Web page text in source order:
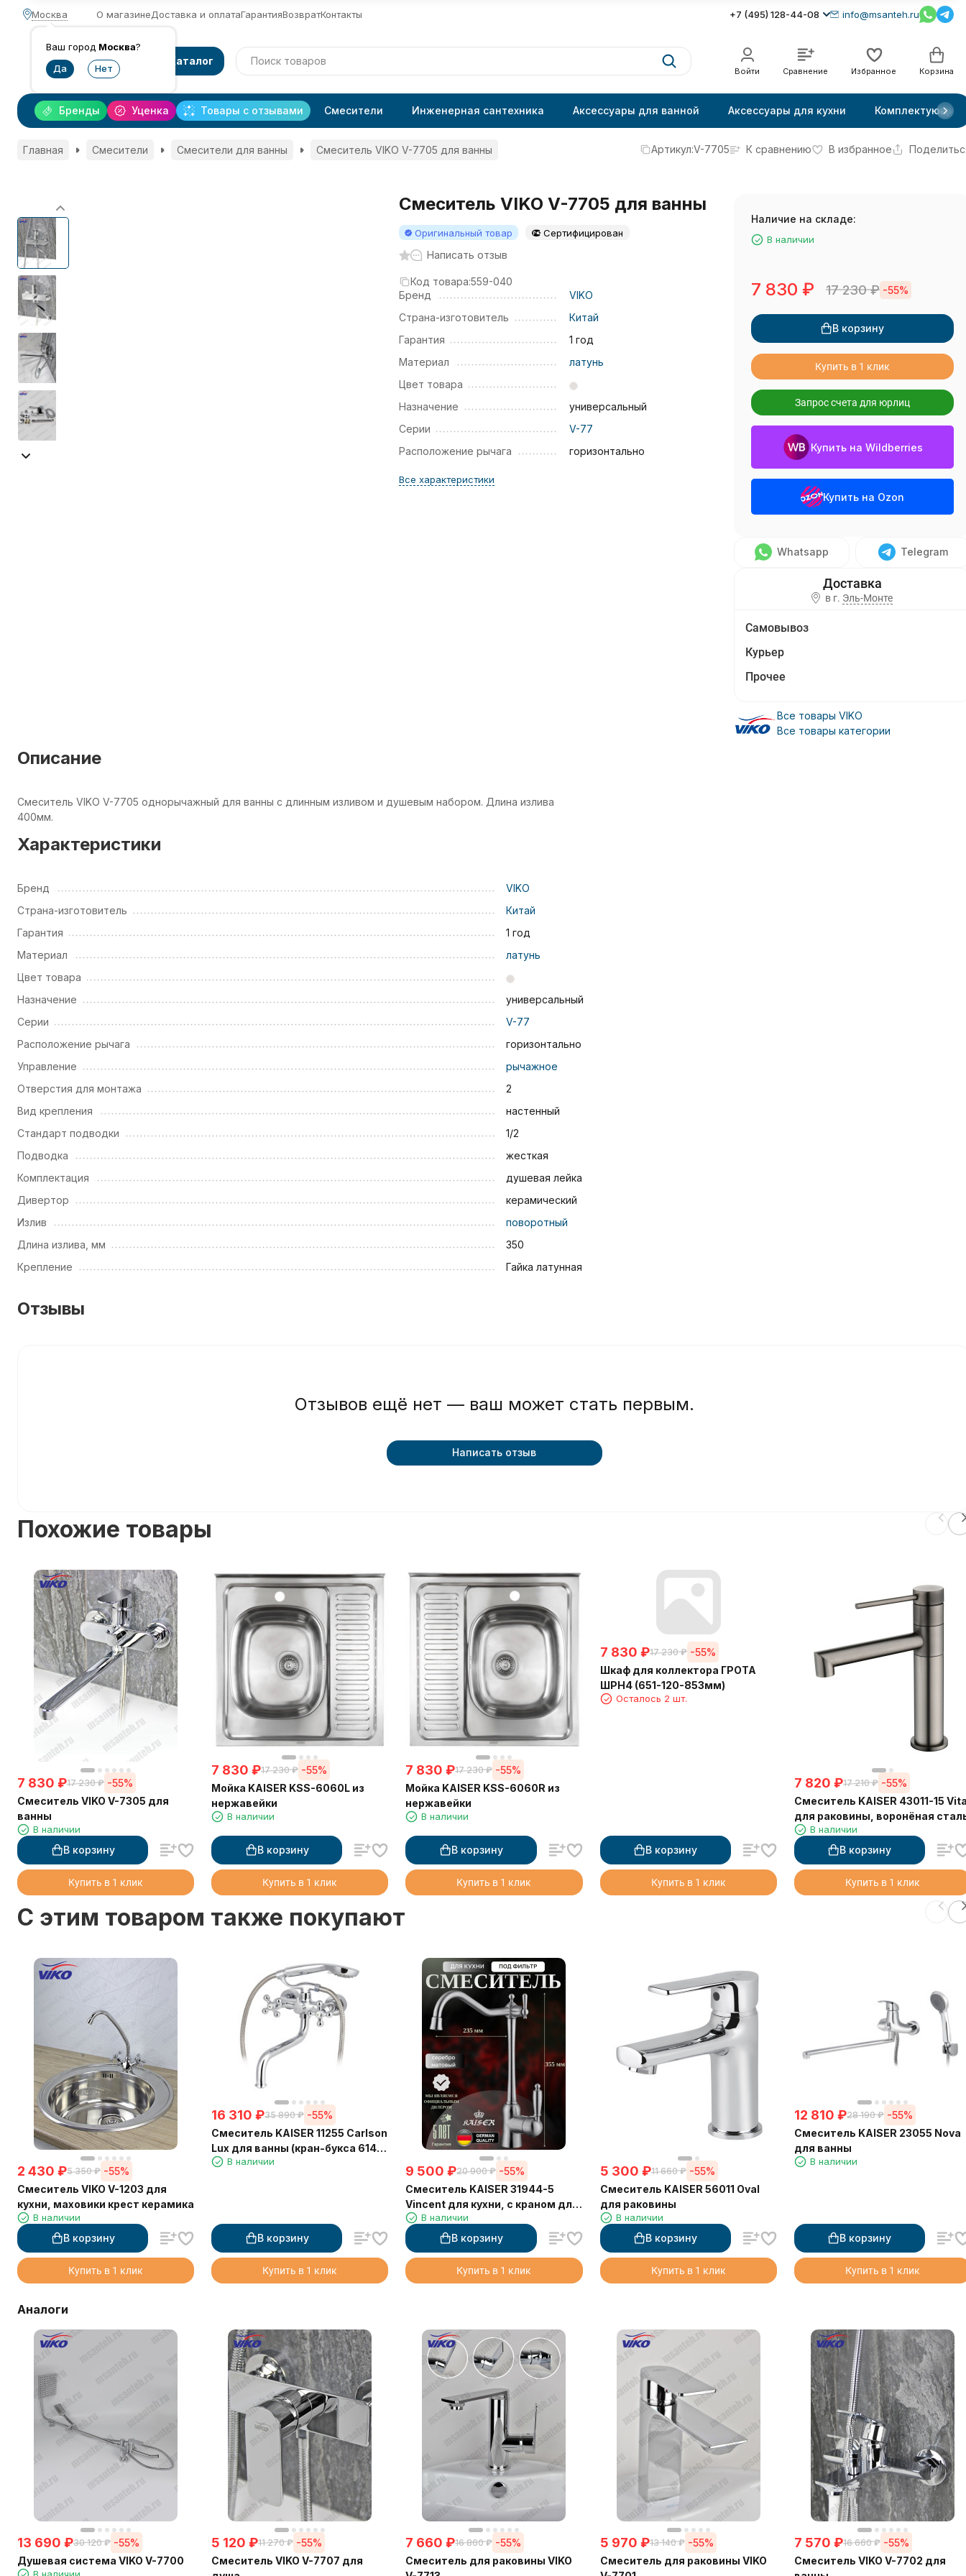
Москва
Ваш город Москва?
О магазинеДоставка и оплатаГарантияВозвратКонтакты +7 (495) 128-44-08 info@msanteh.ru
Каталог
Войти Сравнение Избранное Корзина
Уценка Товары с отзывами
Бренды Смесители Инженерная сантехника Аксессуары для ванной Аксессуары для кухни Комплектующие
Главная Смесители Смесители для ванны Смеситель VIKO V-7705 для ванны Артикул:V-7705 К сравнению В избранное
Смеситель VIKO V-7705 для ванны
Оригинальный товар Сертифицирован
Написать отзыв
Код товара:559-040
Бренд
VIKO
Страна-изготовитель
Китай
Гарантия
1 год
Материал
латунь
Цвет товара
Назначение
универсальный
Серии
V-77
Расположение рычага
горизонтально
Все характеристики
Наличие на складе:
В наличии
7 830 ₽ 17 230₽ -55%
В корзину
Купить в 1 клик
Запрос счета для юрлиц
Купить на Wildberries
Купить на Ozon
Whatsapp Telegram
в г. Эль-Монте
Самовывоз
Курьер
Прочее
Все товары VIKO
Все товары категории
Описание
Смеситель VIKO V-7705 однорычажный для ванны с длинным изливом и душевым набором. Длина излива
400мм.
Характеристики
Бренд
VIKO
Страна-изготовитель
Китай
Гарантия
1 год
Материал
латунь
Цвет товара
Назначение
универсальный
Серии
V-77
Расположение рычага
горизонтально
Управление
рычажное
Отверстия для монтажа
2
Вид крепления
настенный
Стандарт подводки
1/2
Подводка
жесткая
Комплектация
душевая лейка
Дивертор
керамический
Излив
поворотный
Длина излива, мм
350
Крепление
Гайка латунная
Отзывы
Отзывов ещё нет — ваш может стать первым.
Написать отзыв
Похожие товары
7 830 ₽17 230 ₽ -55%
Смеситель VIKO V-7305 для
ванны
В наличии
В корзину
Купить в 1 клик
7 830 ₽17 230 ₽ -55%
Мойка KAISER KSS-6060L из
нержавейки
В наличии
В корзину
Купить в 1 клик
7 830 ₽17 230 ₽ -55%
Мойка KAISER KSS-6060R из
нержавейки
В наличии
В корзину
Купить в 1 клик
7 830 ₽17 230 ₽ -55%
Шкаф для коллектора ГРОТА
ШРН4 (651-120-853мм)
Осталось 2 шт.
В корзину
Купить в 1 клик
7 820 ₽17 210 ₽ -55%
Смеситель KAISER 43011-15
для раковины, воронёная
В наличии
В корзину
Купить в 1 клик
C этим товаром также покупают
2 430 ₽5 350 ₽ -55%
Смеситель VIKO V-1203 для
кухни, маховики крест керамика
В наличии
В корзину
Купить в 1 клик
16 310 ₽35 890 ₽ -55%
Смеситель KAISER 11255 Carlson
Lux для ванны (кран-букса 6142,
дивертор 6057)
В наличии
В корзину
Купить в 1 клик
9 500 ₽20 900 ₽ -55%
Смеситель KAISER 31944-5
Vincent для кухни, с краном для
питьевой воды, серебро
В наличии
В корзину
Купить в 1 клик
5 300 ₽11 660 ₽ -55%
Смеситель KAISER 56011 Oval
для раковины
В наличии
В корзину
Купить в 1 клик
12 810 ₽28 190 ₽ -55%
Смеситель KAISER 23055 Nova
для ванны
В наличии
В корзину
Купить в 1 клик
Аналоги
13 690 ₽30 120 ₽ -55%
Душевая система VIKO V-7700
5 120 ₽11 270 ₽ -55%
Смеситель VIKO V-7707 для
7 660 ₽16 860 ₽ -55%
Смеситель для раковины VIKO
5 970 ₽13 140 ₽ -55%
Смеситель для раковины VIKO
7 570 ₽16 660 ₽ -55%
Смеситель VIKO V-7702 для